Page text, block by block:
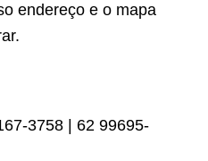
endereço e o mapa
3758 | 62 99695-